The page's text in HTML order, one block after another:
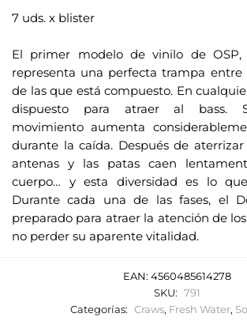
7 uds. x blister
El primer modelo de vinilo de OSP,
representa una perfecta trampa entre
de las que está compuesto. En
dispuesto para atraer al bass.
movimiento aumenta
durante la caída. Después de
antenas y las patas caen
cuerpo… y esta diversidad es lo
Durante cada una de las fases, el
preparado para atraer la atención de
no perder su aparente vitalidad.
EAN: 4560485614278
SKU: 791
Categorías: Craws, Fresh Water,